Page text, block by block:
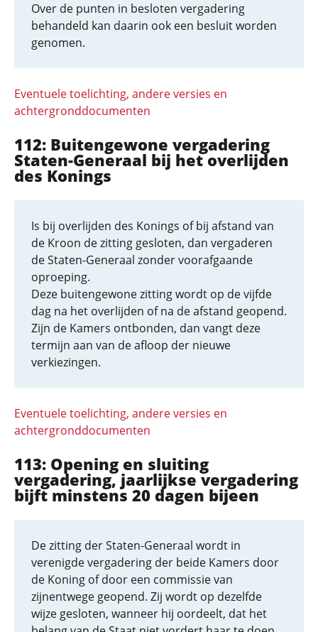
Over de punten in besloten vergadering
behandeld kan daarin ook een besluit worden
genomen.
Eventuele toelichting, andere versies en
achtergronddocumenten
112: Buitengewone vergadering
Staten-Generaal bij het overlijden
des Konings
Is bij overlijden des Konings of bij afstand van
de Kroon de zitting gesloten, dan vergaderen
de Staten-Generaal zonder voorafgaande
oproeping.
Deze buitengewone zitting wordt op de vijfde
dag na het overlijden of na de afstand geopend.
Zijn de Kamers ontbonden, dan vangt deze
termijn aan van de afloop der nieuwe
verkiezingen.
Eventuele toelichting, andere versies en
achtergronddocumenten
113: Opening en sluiting
vergadering, jaarlijkse vergadering
bijft minstens 20 dagen bijeen
De zitting der Staten-Generaal wordt in
verenigde vergadering der beide Kamers door
de Koning of door een commissie van
zijnentwege geopend. Zij wordt op dezelfde
wijze gesloten, wanneer hij oordeelt, dat het